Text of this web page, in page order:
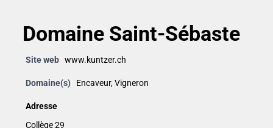
Domaine Saint-Sébaste
Site web www.kuntzer.ch
Domaine(s) Encaveur,Vigneron
Adresse
Collège 29